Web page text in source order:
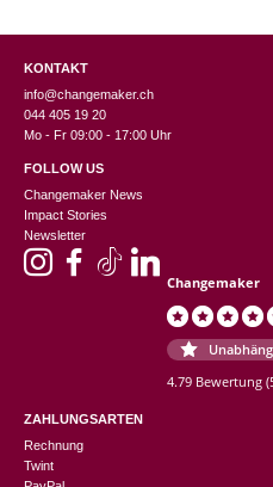
KONTAKT
info@changemaker.ch
044 405 19 20
Mo - Fr 09:00 - 17:00 Uhr
FOLLOW US
Changemaker News
Impact Stories
Newsletter
Changemaker
4.79 Bewertung
ZAHLUNGSARTEN
Rechnung
Twint